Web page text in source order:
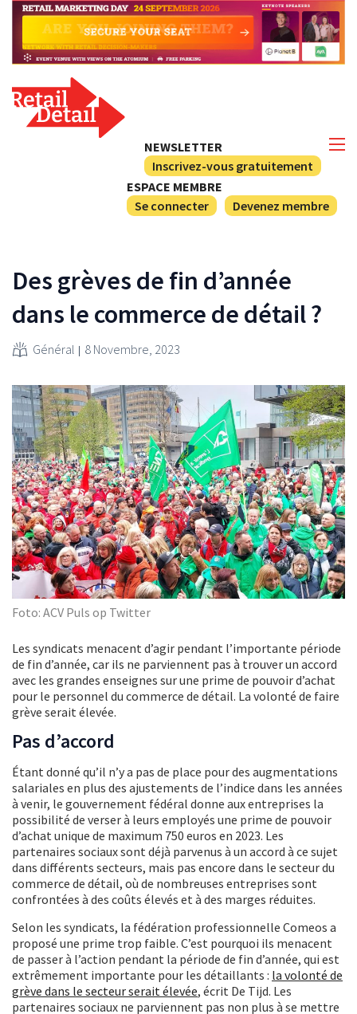
NEWSLETTER
Inscrivez-vous gratuitement
ESPACE MEMBRE
Se connecter
Devenez membre
Des grèves de fin d’année
dans le commerce de détail ?
Général 8 Novembre, 2023
Foto: ACV Puls op Twitter
Les syndicats menacent d’agir pendant l’importante période
de fin d’année, car ils ne parviennent pas à trouver un accord
avec les grandes enseignes sur une prime de pouvoir d’achat
pour le personnel du commerce de détail. La volonté de faire
grève serait élevée.
Pas d’accord
Étant donné qu’il n’y a pas de place pour des augmentations
salariales en plus des ajustements de l’indice dans les années
à venir, le gouvernement fédéral donne aux entreprises la
possibilité de verser à leurs employés une prime de pouvoir
d’achat unique de maximum 750 euros en 2023. Les
partenaires sociaux sont déjà parvenus à un accord à ce sujet
dans différents secteurs, mais pas encore dans le secteur du
commerce de détail, où de nombreuses entreprises sont
confrontées à des coûts élevés et à des marges réduites.
Selon les syndicats, la fédération professionnelle Comeos a
proposé une prime trop faible. C’est pourquoi ils menacent
de passer à l’action pendant la période de fin d’année, qui est
extrêmement importante pour les détaillants : la volonté de
grève dans le secteur serait élevée, écrit De Tijd. Les
partenaires sociaux ne parviennent pas non plus à se mettre